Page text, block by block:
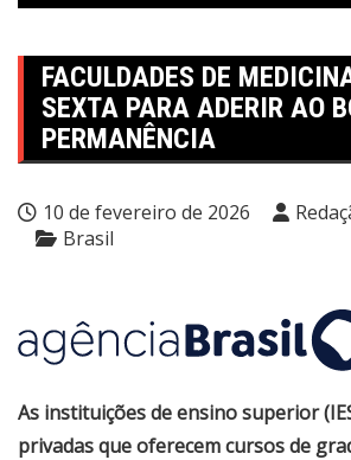
FACULDADES DE
SEXTA PARA ADERIR AO
PERMANÊNCIA
10 de fevereiro de 2026
Brasil
As instituições de ensino superior
privadas que oferecem cursos de